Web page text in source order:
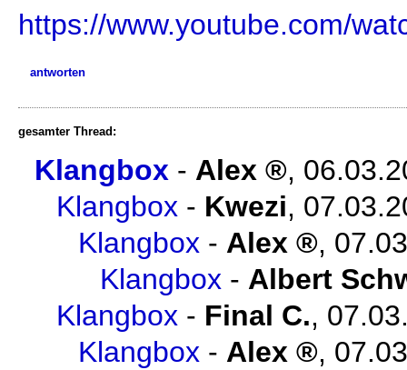
https://www.youtube.com/
antworten
gesamter Thread:
Klangbox - Alex ,
Klangbox - Kwezi,
Klangbox - Alex ,
Klangbox - Albert
Klangbox - Final C.,
Klangbox - Alex ,